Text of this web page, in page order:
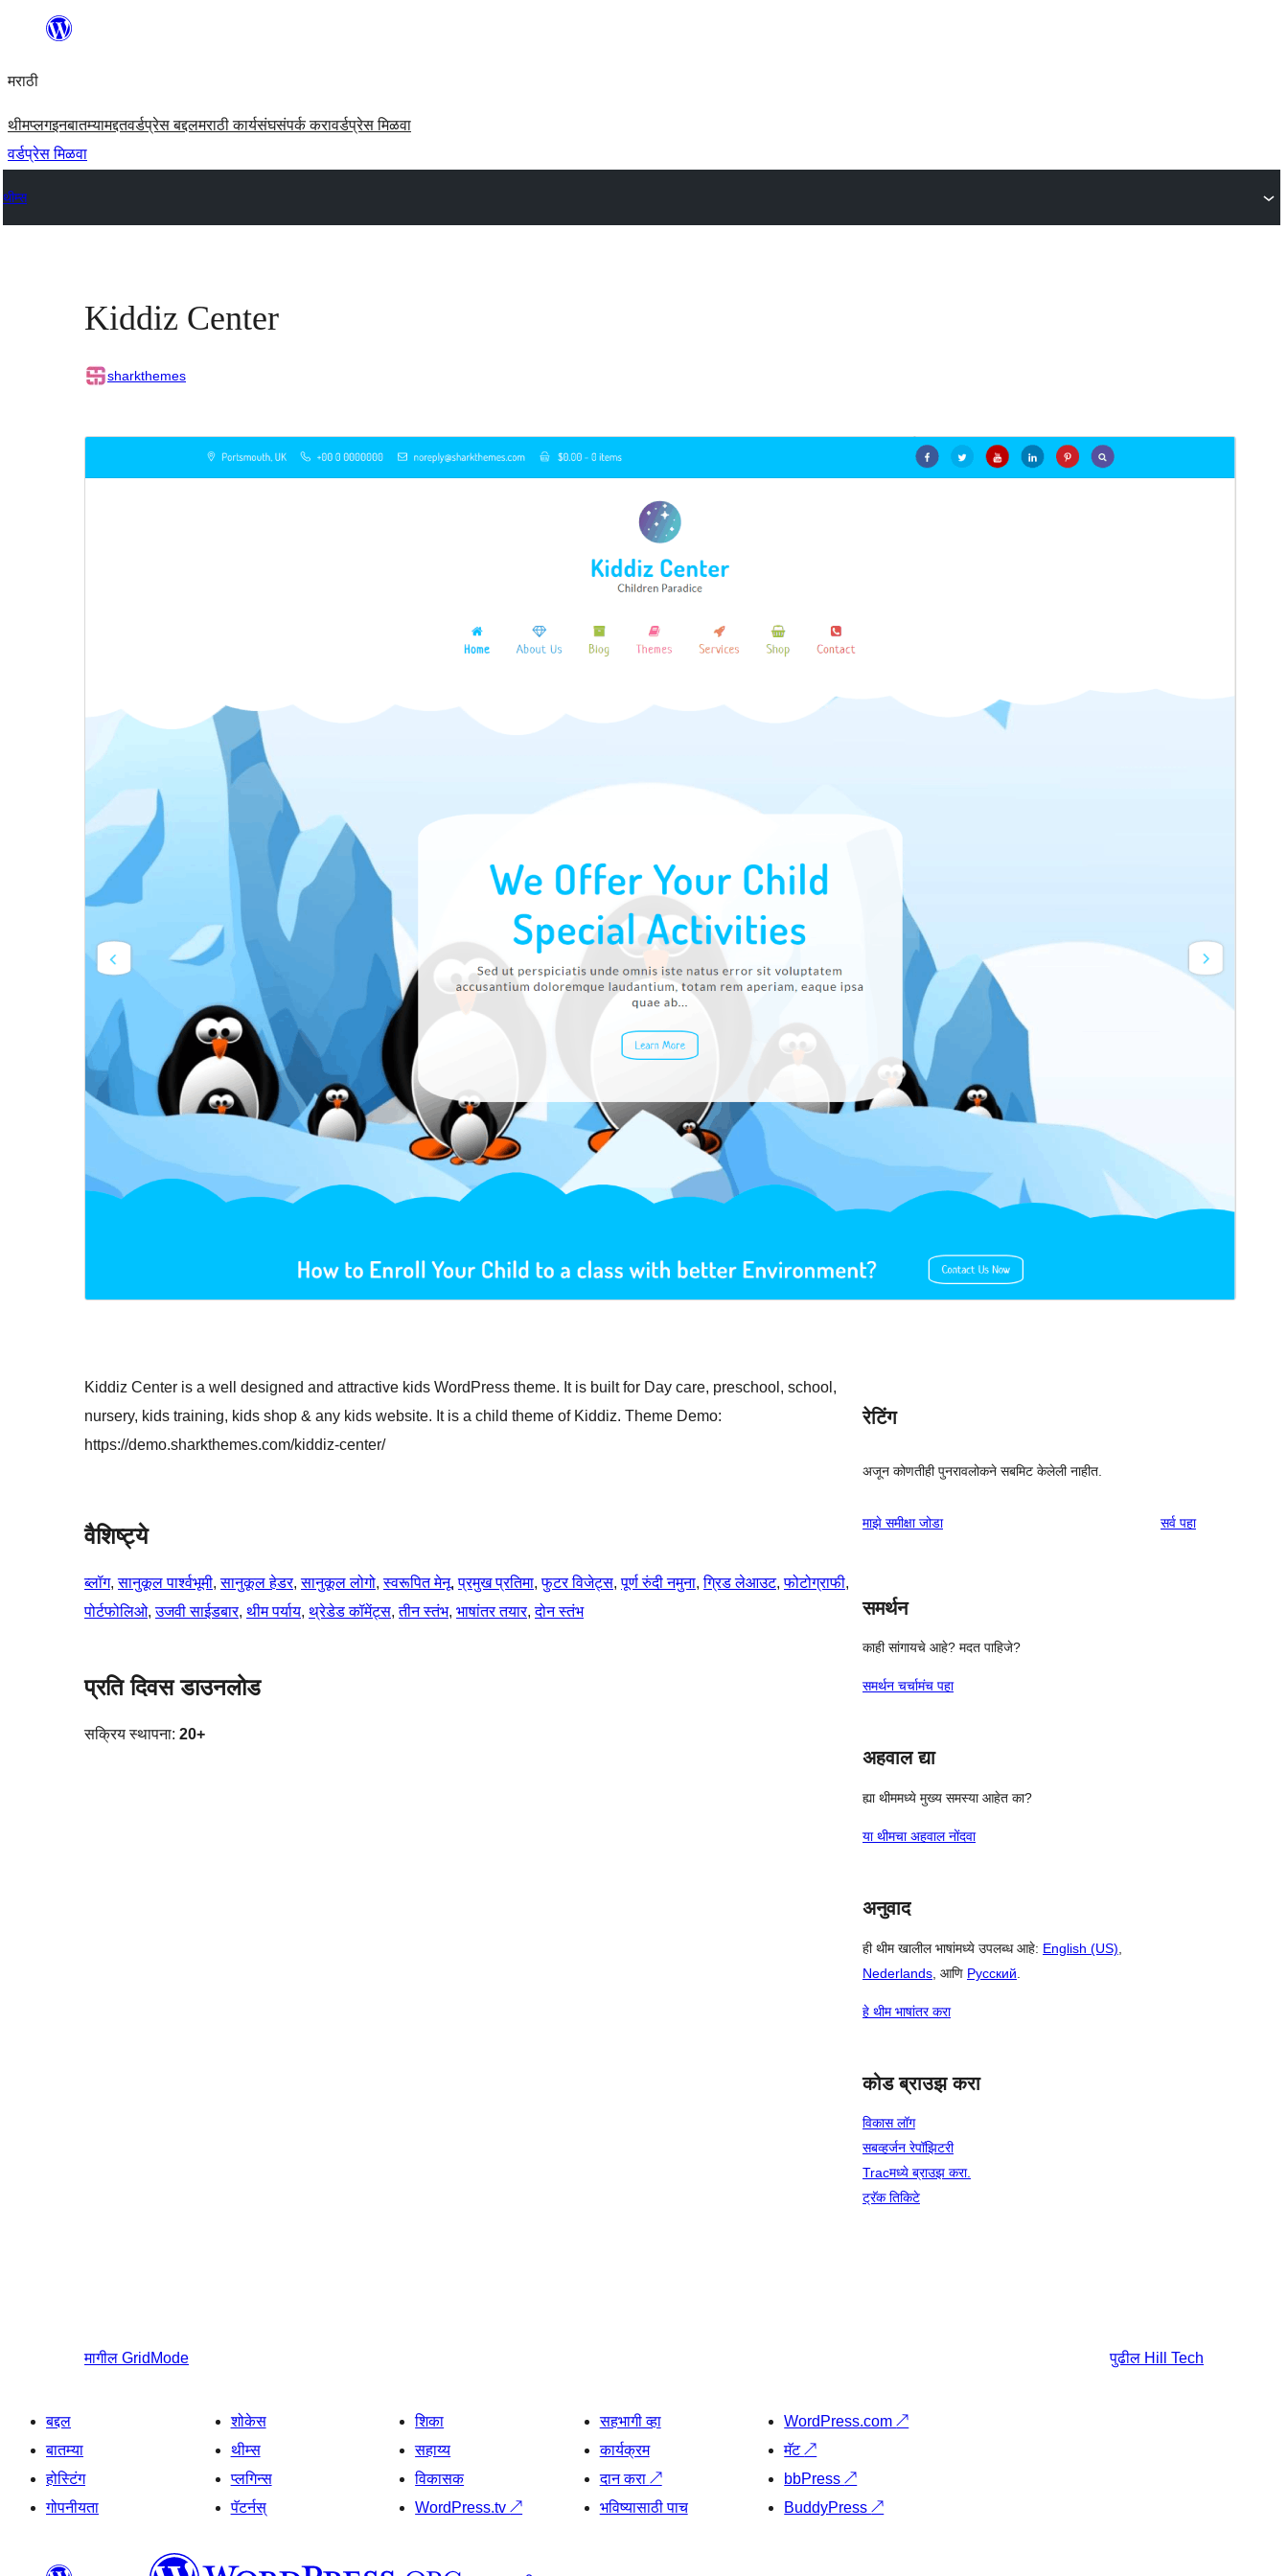
सामुग्रीवर
मराठी
थीमप्लगइनबातम्यामद्दतवर्डप्रेस बद्दलमराठी कार्यसंघसंपर्क करावर्डप्रेस मिळवा
वर्डप्रेस मिळवा
थीम्स
Kiddiz Center
sharkthemes
व्यावसायिक थीम
ही थीम मुक्त आहे परंतु अतिरिक्त पैशांचे वाणिज्यिक अपग्रेड किंवा
Kiddiz Center is a well designed and attractive kids WordPress theme. It is built for Day care, preschool, school,
nursery, kids training, kids shop & any kids website. It is a child theme of Kiddiz. Theme Demo:
https://demo.sharkthemes.com/kiddiz-center/
वैशिष्ट्ये
ब्लॉग, सानुकूल पार्श्वभूमी, सानुकूल हेडर, सानुकूल लोगो, स्वरूपित मेनू, प्रमुख प्रतिमा, फुटर विजेट्स, पूर्ण रुंदी नमुना, ग्रिड लेआउट, फोटोग्राफी
पोर्टफोलिओ, उजवी साईडबार, थीम पर्याय, थ्रेडेड कॉमेंट्स, तीन स्तंभ, भाषांतर तयार, दोन स्तंभ
प्रति दिवस डाउनलोड
सक्रिय स्थापना: 20+
रेटिंग
अजून कोणतीही पुनरावलोकने सबमिट केलेली नाहीत.
माझे समीक्षा जोडा सर्वपुनरावलोकने
पहा
समर्थन
काही सांगायचे आहे? मदत पाहिजे?
समर्थन चर्चामंच पहा
अहवाल द्या
ह्या थीममध्ये मुख्य समस्या आहेत का?
या थीमचा अहवाल नोंदवा
अनुवाद
ही थीम खालील भाषांमध्ये उपलब्ध आहे: English (US)
Nederlands , आणि Русский
हे थीम भाषांतर करा
कोड ब्राउझ करा
विकास लॉग
सबव्हर्जन रेपॉझिटरी
Tracमध्ये ब्राउझ करा.
ट्रॅक तिकिटे
मागील GridMode पुढील Hill Tech
बद्दल
बातम्या
होस्टिंग
गोपनीयता
शोकेस
थीम्स
प्लगिन्स
पॅटर्नस्
शिका
सहाय्य
विकासक
WordPress.tv↗
सहभागी व्हा
कार्यक्रम
दान करा ↗
भविष्यासाठी पाच
WordPress.com↗
मॅट↗
bbPress↗
BuddyPress↗